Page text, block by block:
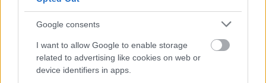
Google consents
I want to allow Google to enable storage
related to advertising like cookies on web or
device identifiers in apps.
ugyanakkor egyelőre nem ismert.
Szólj hozzá!